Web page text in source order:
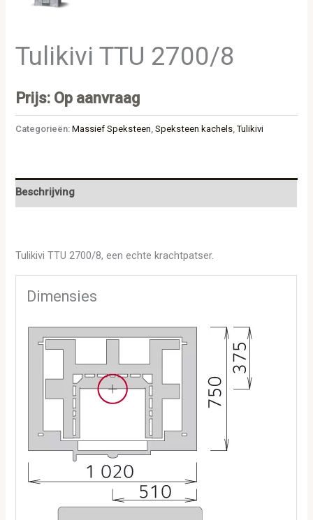
Tulikivi TTU 2700/8
Prijs: Op aanvraag
Categorieën:Massief Speksteen ,Speksteen kachels ,Tulikivi
Beschrijving
Tulikivi TTU 2700/8, een echte krachtpatser.
Dimensies